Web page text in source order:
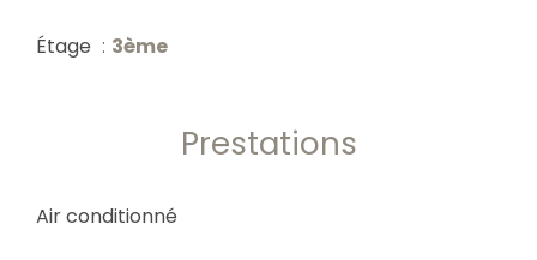
Étage 3ème
Prestations
Air conditionné